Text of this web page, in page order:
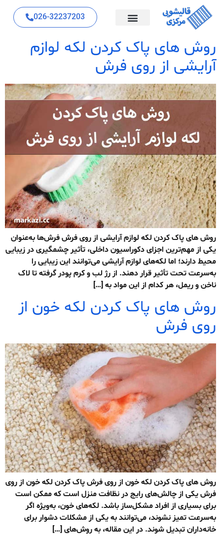
026-32237203
روش های پاک کردن لکه لوازم
آرایشی از روی فرش
روش های پاک کردن لکه لوازم آرایشی از روی فرش فرش‌ها به‌عنوان
یکی از مهم‌ترین اجزای دکوراسیون داخلی، تأثیر چشمگیری در زیبایی
محیط دارند؛ اما لکه‌های لوازم آرایشی می‌توانند این زیبایی را
به‌سرعت تحت تأثیر قرار دهند. از رژ لب و کرم پودر گرفته تا لاک
ناخن و ریمل، هر کدام از این مواد به […]
روش های پاک کردن لکه خون از
روی فرش
روش های پاک کردن لکه خون از روی فرش پاک کردن لکه خون از روی
فرش یکی از چالش‌های رایج در نظافت منزل است که ممکن است
برای بسیاری از افراد مشکل‌ساز باشد. لکه‌های خون، به‌ویژه اگر
به‌سرعت تمیز نشوند، می‌توانند به یکی از مشکلات دشوار برای
خانه‌داران تبدیل شوند. در این مقاله، به روش‌های […]